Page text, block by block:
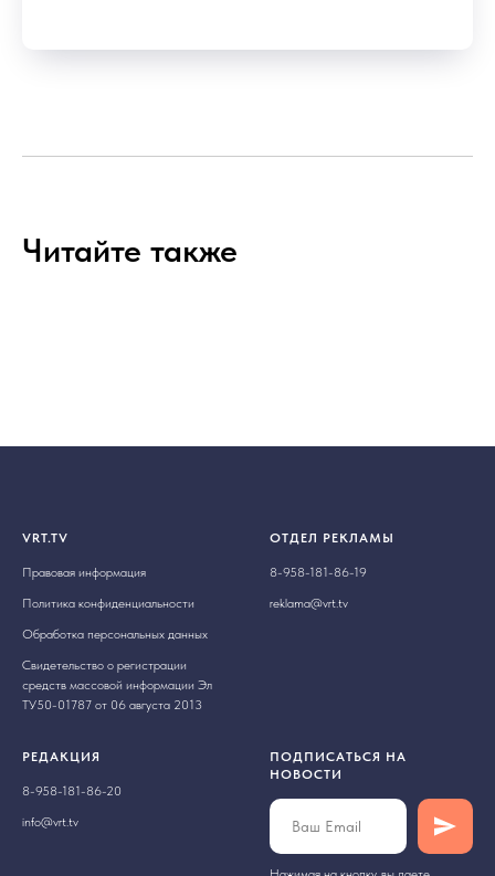
Читайте также
VRT.TV
Правовая информация
Политика конфиденциальности
Обработка персональных данных
Свидетельство о регистрации
средств массовой информации Эл
ТУ50-01787 от 06 августа 2013
ОТДЕЛ РЕКЛАМЫ
8-958-181-86-19
reklama@vrt.tv
РЕДАКЦИЯ
8-958-181-86-20
info@vrt.tv
ПОДПИСАТЬСЯ НА
НОВОСТИ